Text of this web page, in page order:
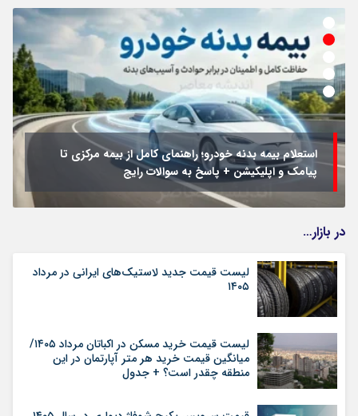
استعلام بیمه بدنه خودرو؛ راهنمای کامل از بیمه مرکزی تا
پیامک و اپلیکیشن + پاسخ به سوالات رایج
در بازار…
لیست قیمت جدید لاستیک‌های ایرانی در مرداد
۱۴۰۵
لیست قیمت خرید مسکن در اکباتان مرداد ۱۴۰۵/
میانگین قیمت خرید هر متر آپارتمان در این
منطقه چقدر است؟ + جدول